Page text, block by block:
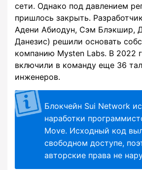
сети. Однако под давлением
пришлось закрыть.
Адени Абиодун, Сэм Блэкшир,
Данезис) решили основать
компанию Mysten Labs. В 2022
включили в команду еще 36
инженеров.
Блокчейн Sui Network
наработки
Move. Исходный код
свободном доступе,
авторские права не